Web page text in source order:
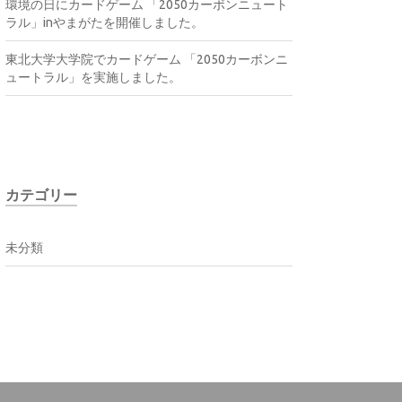
環境の日にカードゲーム 「2050カーボンニュート
ラル」inやまがたを開催しました。
東北大学大学院でカードゲーム 「2050カーボンニ
ュートラル」を実施しました。
カテゴリー
未分類